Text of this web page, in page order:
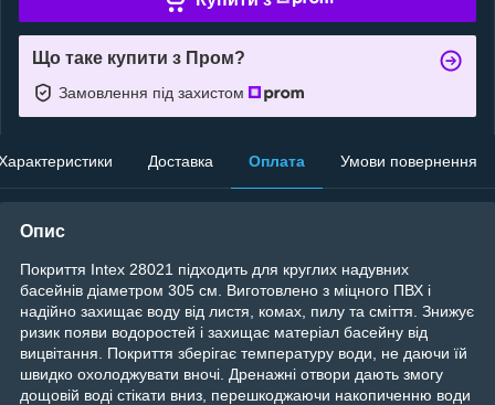
Що таке купити з Пром?
Замовлення під захистом
Доставка Оплата Умови повернення
Опис
Покриття Intex 28021 підходить для круглих надувних
басейнів діаметром 305 см. Виготовлено з міцного ПВХ і
надійно захищає воду від листя, комах, пилу та сміття. Знижує
ризик появи водоростей і захищає матеріал басейну від
вицвітання. Покриття зберігає температуру води, не даючи їй
швидко охолоджувати вночі. Дренажні отвори дають змогу
дощовій воді стікати вниз, перешкоджаючи накопиченню води